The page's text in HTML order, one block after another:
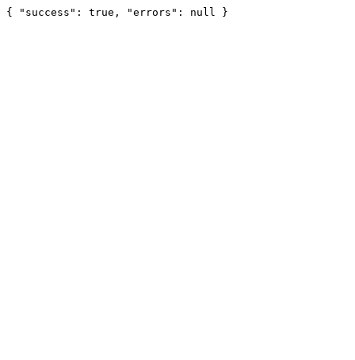
{ "success": true, "errors": null }